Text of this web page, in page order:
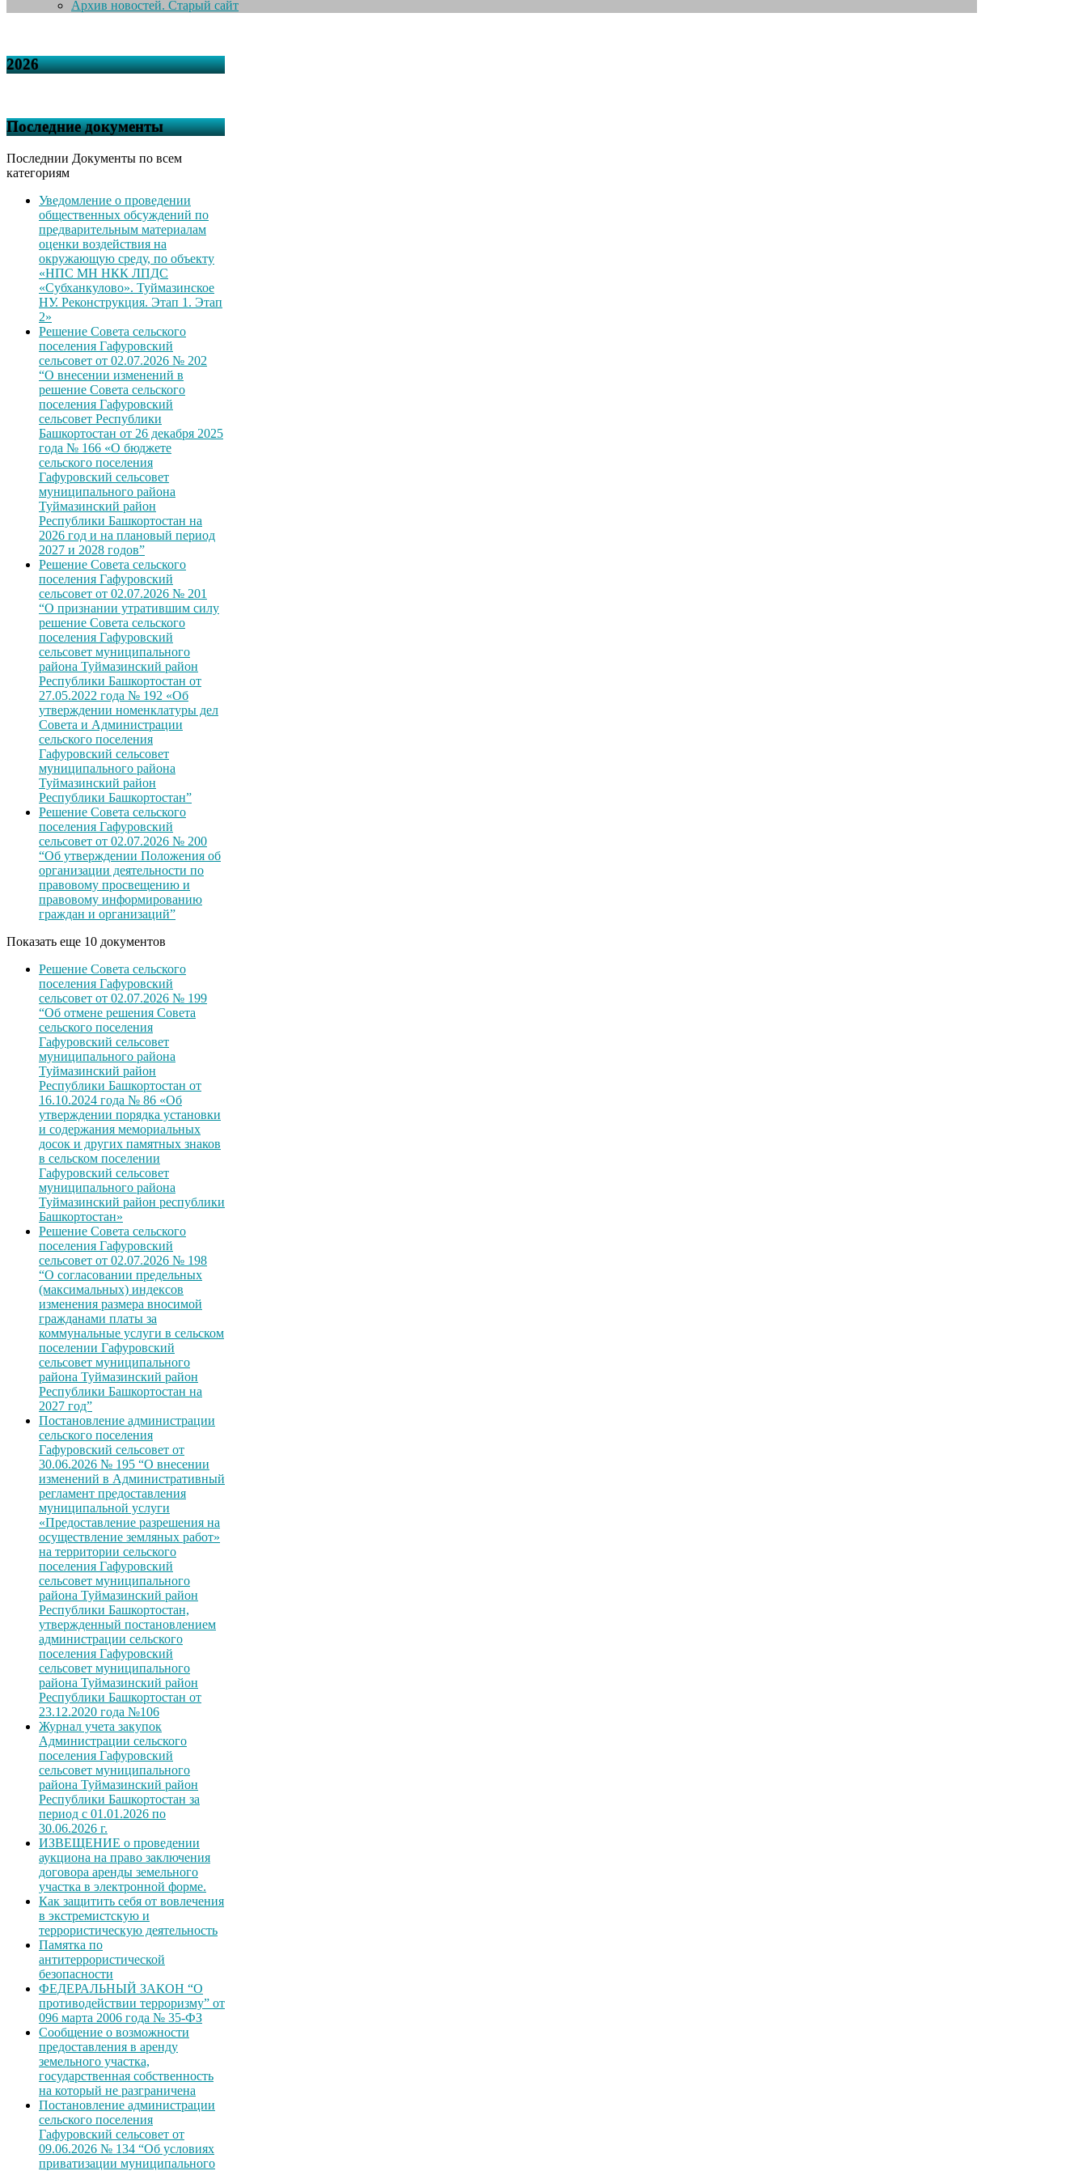
Архив новостей. Старый сайт
2026
Последние документы
Последнии Документы по всем
категориям
Уведомление о проведении
общественных обсуждений по
предварительным материалам
оценки воздействия на
окружающую среду, по объекту
«НПС МН НКК ЛПДС
«Субханкулово». Туймазинское
НУ. Реконструкция. Этап 1. Этап
2»
Решение Совета сельского
поселения Гафуровский
сельсовет от 02.07.2026 № 202
“О внесении изменений в
решение Совета сельского
поселения Гафуровский
сельсовет Республики
Башкортостан от 26 декабря 2025
года № 166 «О бюджете
сельского поселения
Гафуровский сельсовет
муниципального района
Туймазинский район
Республики Башкортостан на
2026 год и на плановый период
2027 и 2028 годов”
Решение Совета сельского
поселения Гафуровский
сельсовет от 02.07.2026 № 201
“О признании утратившим силу
решение Совета сельского
поселения Гафуровский
сельсовет муниципального
района Туймазинский район
Республики Башкортостан от
27.05.2022 года № 192 «Об
утверждении номенклатуры дел
Совета и Администрации
сельского поселения
Гафуровский сельсовет
муниципального района
Туймазинский район
Республики Башкортостан”
Решение Совета сельского
поселения Гафуровский
сельсовет от 02.07.2026 № 200
“Об утверждении Положения об
организации деятельности по
правовому просвещению и
правовому информированию
граждан и организаций”
Показать еще 10 документов
Решение Совета сельского
поселения Гафуровский
сельсовет от 02.07.2026 № 199
“Об отмене решения Совета
сельского поселения
Гафуровский сельсовет
муниципального района
Туймазинский район
Республики Башкортостан от
16.10.2024 года № 86 «Об
утверждении порядка установки
и содержания мемориальных
досок и других памятных знаков
в сельском поселении
Гафуровский сельсовет
муниципального района
Туймазинский район республики
Башкортостан»
Решение Совета сельского
поселения Гафуровский
сельсовет от 02.07.2026 № 198
“О согласовании предельных
(максимальных) индексов
изменения размера вносимой
гражданами платы за
коммунальные услуги в сельском
поселении Гафуровский
сельсовет муниципального
района Туймазинский район
Республики Башкортостан на
2027 год”
Постановление администрации
сельского поселения
Гафуровский сельсовет от
30.06.2026 № 195 “О внесении
изменений в Административный
регламент предоставления
муниципальной услуги
«Предоставление разрешения на
осуществление земляных работ»
на территории сельского
поселения Гафуровский
сельсовет муниципального
района Туймазинский район
Республики Башкортостан,
утвержденный постановлением
администрации сельского
поселения Гафуровский
сельсовет муниципального
района Туймазинский район
Республики Башкортостан от
23.12.2020 года №106
Журнал учета закупок
Администрации сельского
поселения Гафуровский
сельсовет муниципального
района Туймазинский район
Республики Башкортостан за
период с 01.01.2026 по
30.06.2026 г.
ИЗВЕЩЕНИЕ о проведении
аукциона на право заключения
договора аренды земельного
участка в электронной форме.
Как защитить себя от вовлечения
в экстремистскую и
террористическую деятельность
Памятка по
антитеррористической
безопасности
ФЕДЕРАЛЬНЫЙ ЗАКОН “О
противодействии терроризму” от
096 марта 2006 года № 35-ФЗ
Сообщение о возможности
предоставления в аренду
земельного участка,
государственная собственность
на который не разграничена
Постановление администрации
сельского поселения
Гафуровский сельсовет от
09.06.2026 № 134 “Об условиях
приватизации муниципального